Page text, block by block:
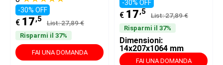
-30% OFF
€ 17,5 List: 27,89 €
Risparmi il 37%
FAI UNA DOMANDA
-30% OFF
€ 17,5 List: 27,89 €
Risparmi il 37%
Dimensioni:
14x207x1064 mm
FAI UNA DOMANDA